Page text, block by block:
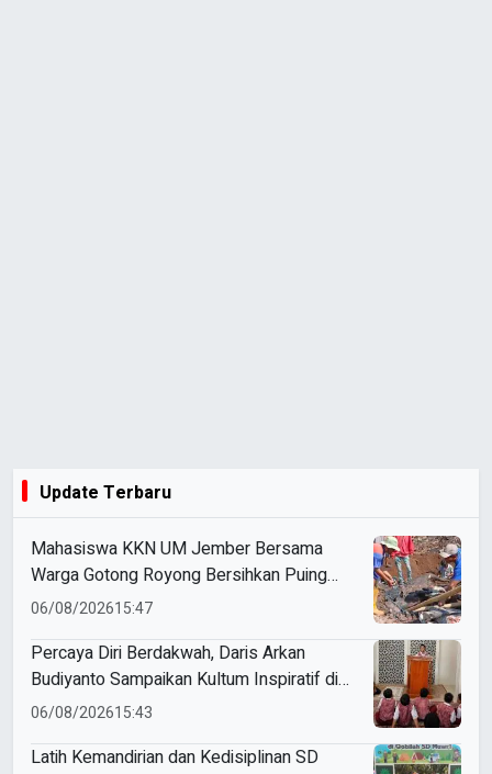
Update Terbaru
Mahasiswa KKN UM Jember Bersama
Warga Gotong Royong Bersihkan Puing
Rumah Korban Kebakaran di Desa Sumber
06/08/202615:47
Percaya Diri Berdakwah, Daris Arkan
Budiyanto Sampaikan Kultum Inspiratif di
Masjid Baiturrahman
06/08/202615:43
Latih Kemandirian dan Kedisiplinan SD